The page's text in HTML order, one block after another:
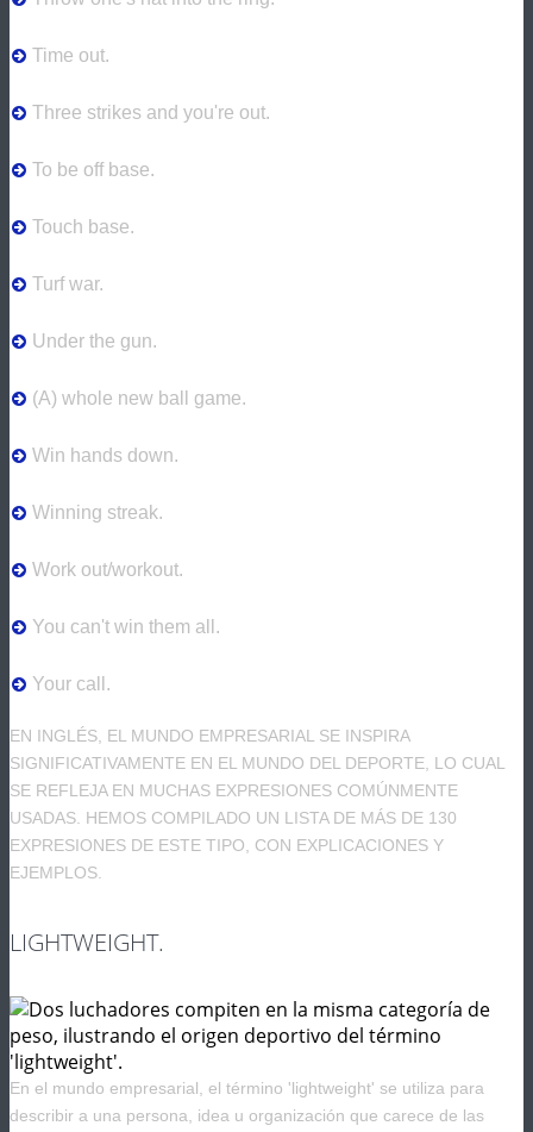
Time out.
Three strikes and you're out.
To be off base.
Touch base.
Turf war.
Under the gun.
(A) whole new ball game.
Win hands down.
Winning streak.
Work out/workout.
You can't win them all.
Your call.
EN INGLÉS, EL MUNDO EMPRESARIAL SE INSPIRA
SIGNIFICATIVAMENTE EN EL MUNDO DEL DEPORTE, LO CUAL
SE REFLEJA EN MUCHAS EXPRESIONES COMÚNMENTE
USADAS. HEMOS COMPILADO UN LISTA DE MÁS DE 130
EXPRESIONES DE ESTE TIPO, CON EXPLICACIONES Y
EJEMPLOS.
LIGHTWEIGHT.
En el mundo empresarial, el término 'lightweight' se utiliza para
describir a una persona, idea u organización que carece de las